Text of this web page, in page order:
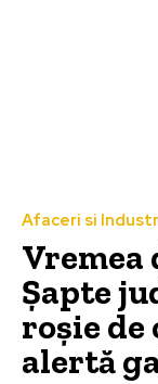
Afaceri si
Vremea
Șapte
roșie de
alertă